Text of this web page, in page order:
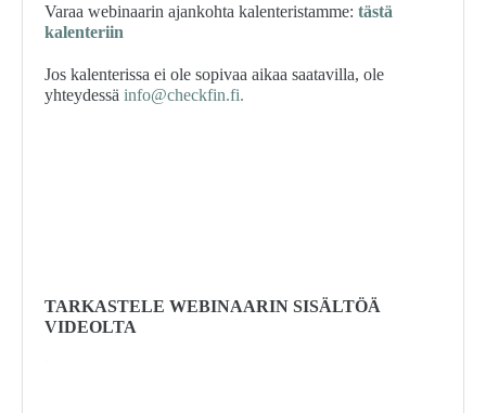
Varaa webinaarin ajankohta kalenteristamme: tästä
kalenteriin
Jos kalenterissa ei ole sopivaa aikaa saatavilla, ole
yhteydessä info@checkfin.fi.
TARKASTELE WEBINAARIN SISÄLTÖÄ
VIDEOLTA